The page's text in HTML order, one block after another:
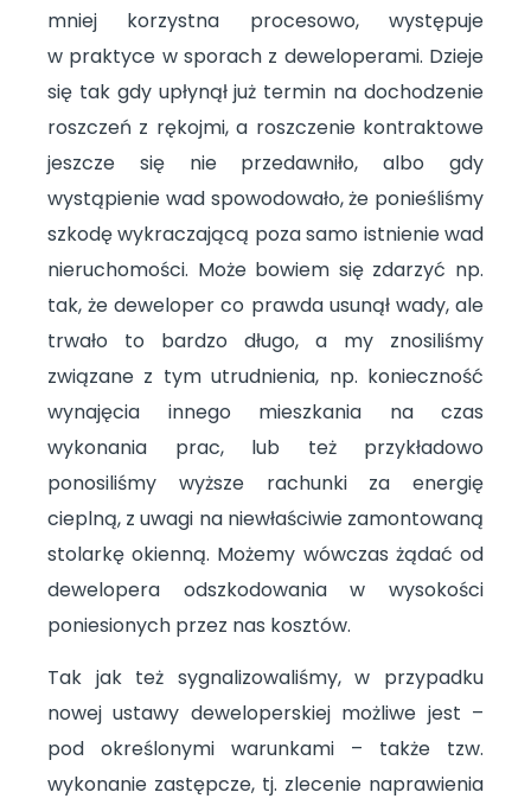
mniej korzystna procesowo, występuje
w praktyce w sporach z deweloperami. Dzieje
się tak gdy upłynął już termin na dochodzenie
roszczeń z rękojmi, a roszczenie kontraktowe
jeszcze się nie przedawniło, albo gdy
wystąpienie wad spowodowało, że ponieśliśmy
szkodę wykraczającą poza samo istnienie wad
nieruchomości. Może bowiem się zdarzyć np.
tak, że deweloper co prawda usunął wady, ale
trwało to bardzo długo, a my znosiliśmy
związane z tym utrudnienia, np. konieczność
wynajęcia innego mieszkania na czas
wykonania prac, lub też przykładowo
ponosiliśmy wyższe rachunki za energię
cieplną, z uwagi na niewłaściwie zamontowaną
stolarkę okienną. Możemy wówczas żądać od
dewelopera odszkodowania w wysokości
poniesionych przez nas kosztów.
Tak jak też sygnalizowaliśmy, w przypadku
nowej ustawy deweloperskiej możliwe jest –
pod określonymi warunkami – także tzw.
wykonanie zastępcze, tj. zlecenie naprawienia